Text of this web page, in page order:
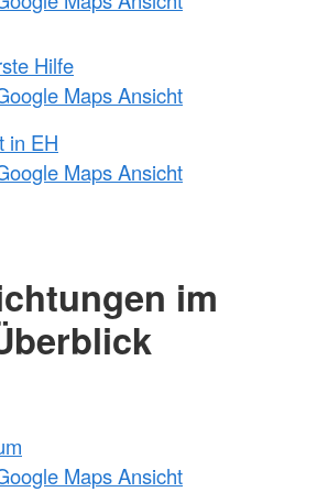
Hilfe
Maps Ansicht
in EH
Maps Ansicht
im
Maps Ansicht